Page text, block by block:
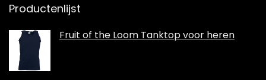
Productenlijst
Fruit of the Loom Tanktop voor heren